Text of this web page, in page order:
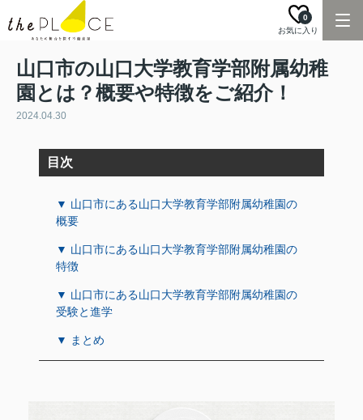
お気に入り
0
山口市の山口大学教育学部附属幼稚
園とは？概要や特徴をご紹介！
2024.04.30
目次
▼ 山口市にある山口大学教育学部附属幼稚園の
概要
▼ 山口市にある山口大学教育学部附属幼稚園の
特徴
▼ 山口市にある山口大学教育学部附属幼稚園の
受験と進学
▼ まとめ